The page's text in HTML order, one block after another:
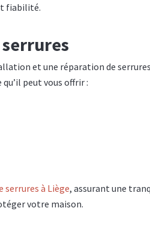
fiabilité.
et une réparation de
peut vous offrir :
serrures à Liège, assurant une
votre maison.